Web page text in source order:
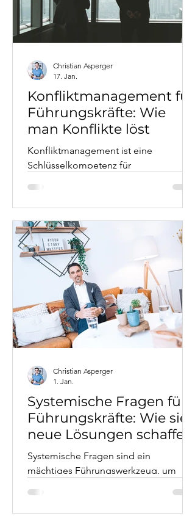
Führungskräfte, die wirksam führen
wollen.
Konfliktmanagement für
Führungskräfte: Wie
man Konflikte löst
Konfliktmanagement ist eine
Schlüsselkompetenz für
Jahren Führungserfahrung: Von der
Unterscheidung verschiedener
Konfliktarten über systemische
Perspektiven bis zu konkreten
Methoden wie zirkulären Fragen.
Lernen Sie, Konflikte nicht zu
vermeiden, sondern als
Entwicklungschance zu nutzen. Mit
realen Fallbeispielen aus dem
Business Coaching und direkt
Führungsalltag
Christian Asperger
17. Jan.
Systemische Fragen für
Führungskräfte: Wie sie
neue Lösungen schaffen
Systemische Fragen sind ein
mächtiges Führungswerkzeug, um
Christian Asperger
1. Jan.